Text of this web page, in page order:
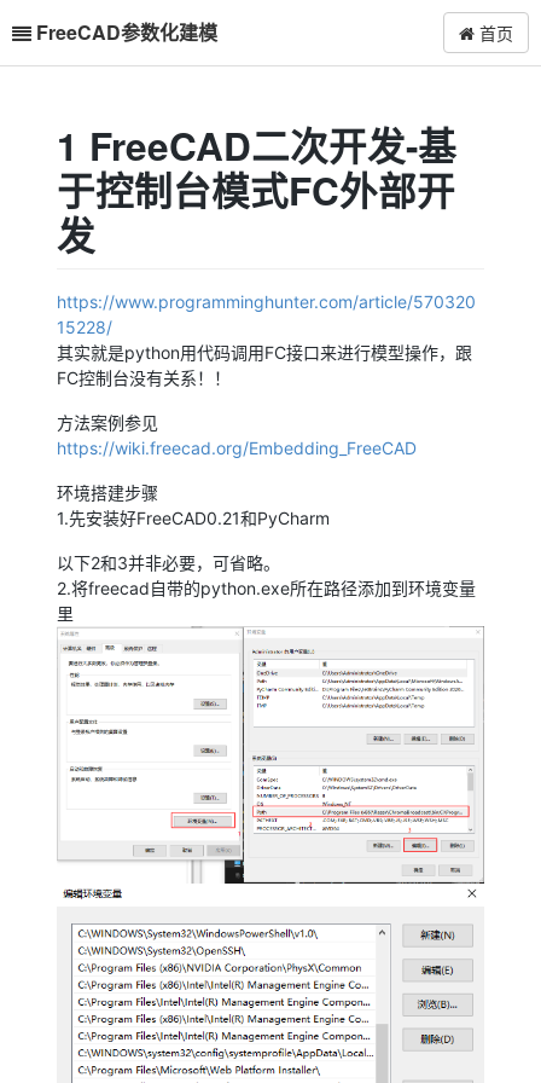
FreeCAD参数化建模 首页
1 FreeCAD二次开发-基
于控制台模式FC外部开
发
https://www.programminghunter.com/article/570320
15228/
其实就是python用代码调用FC接口来进行模型操作，跟
FC控制台没有关系！！
方法案例参见
https://wiki.freecad.org/Embedding_FreeCAD
环境搭建步骤
1.先安装好FreeCAD0.21和PyCharm
以下2和3并非必要，可省略。
2.将freecad自带的python.exe所在路径添加到环境变量
里